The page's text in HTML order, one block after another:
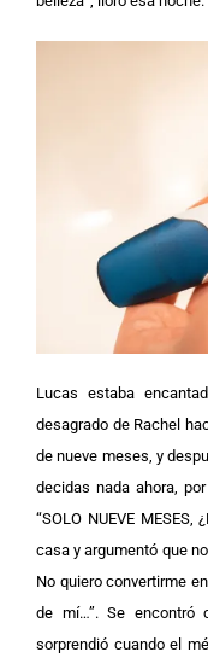
Lucas estaba
desagrado de Rachel
de nueve meses, y
decidas nada ahora,
“SOLO NUEVE
casa y argumentó que
No quiero convertirme
de mí…”.Se encontró
sorprendió cuando el